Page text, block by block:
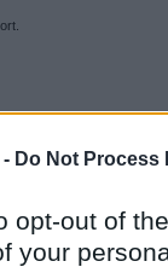
Do Not Process
opt-out of
your